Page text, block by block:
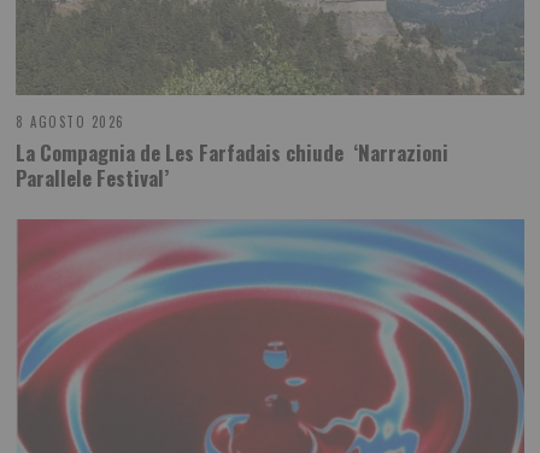
8 AGOSTO 2026
La Compagnia de Les Farfadais chiude ‘Narrazioni
Parallele Festival’